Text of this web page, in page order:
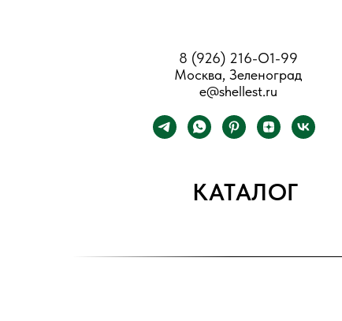
8 (926) 216-О1-99
Москва, Зеленоград
e@shellest.ru
КАТАЛОГ